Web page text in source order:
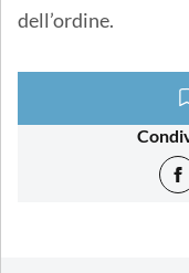
dell’ordine.